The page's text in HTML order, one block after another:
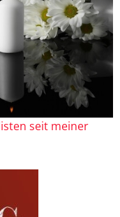
seit meiner